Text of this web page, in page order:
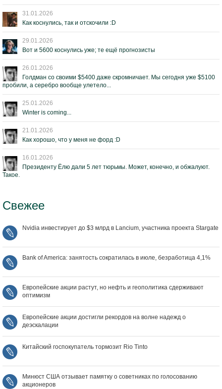
31.01.2026
Как коснулись, так и отскочили :D
29.01.2026
Вот и 5600 коснулись уже; те ещё прогнозисты
26.01.2026
Голдман со своими $5400 даже скромничает. Мы сегодня уже $5100
пробили, а серебро вообще улетело...
25.01.2026
Winter is coming...
21.01.2026
Как хорошо, что у меня не форд :D
16.01.2026
Президенту Ёлю дали 5 лет тюрьмы. Может, конечно, и обжалуют.
Такое.
Свежее
Nvidia инвестирует до $3 млрд в Lancium, участника проекта Stargate
Bank of America: занятость сократилась в июле, безработица 4,1%
Европейские акции растут, но нефть и геополитика сдерживают
оптимизм
Европейские акции достигли рекордов на волне надежд о
деэскалации
Китайский госпокупатель тормозит Rio Tinto
Минюст США отзывает памятку о советниках по голосованию
акционеров